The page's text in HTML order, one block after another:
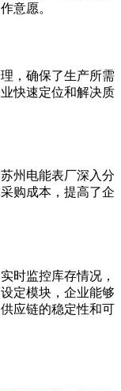
意愿。
，确保了生产所需
快速定位和解决质
州电能表厂深入分
购成本，提高了企
时监控库存情况，
定模块，企业能够
应链的稳定性和可